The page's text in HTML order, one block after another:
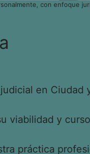
con enfoque
en Ciudad
viabilidad y
práctica